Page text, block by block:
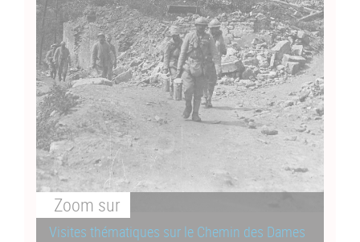
Zoom sur
Visites thématiques sur le Chemin des Dames